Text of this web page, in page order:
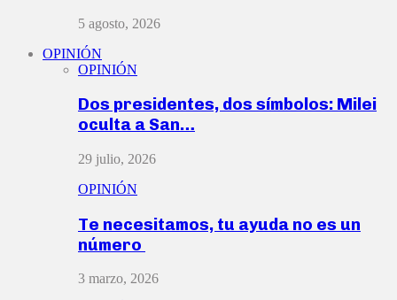
5 agosto, 2026
OPINIÓN
OPINIÓN
Dos presidentes, dos símbolos: Milei
oculta a San…
29 julio, 2026
OPINIÓN
Te necesitamos, tu ayuda no es un
número
3 marzo, 2026